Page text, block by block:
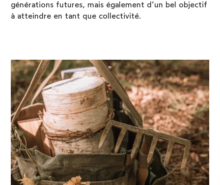
générations futures, mais également d’un bel objectif
à atteindre en tant que collectivité.